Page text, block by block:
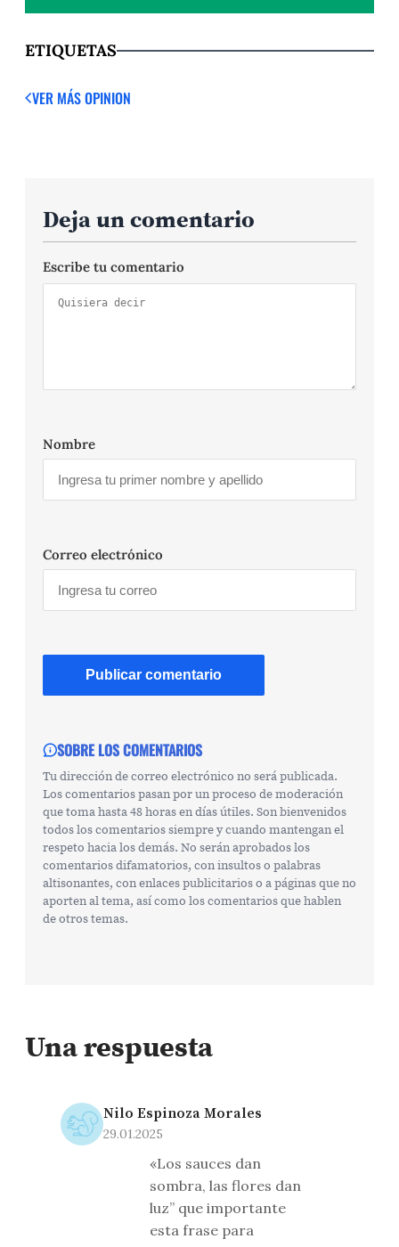
ETIQUETAS
VER MÁS OPINION
Deja un comentario
Escribe tu comentario
Nombre
Correo electrónico
SOBRE LOS COMENTARIOS
Tu dirección de correo electrónico no será publicada.
Los comentarios pasan por un proceso de moderación
que toma hasta 48 horas en días útiles. Son bienvenidos
todos los comentarios siempre y cuando mantengan el
respeto hacia los demás. No serán aprobados los
comentarios difamatorios, con insultos o palabras
altisonantes, con enlaces publicitarios o a páginas que no
aporten al tema, así como los comentarios que hablen
de otros temas.
Una respuesta
Nilo Espinoza Morales
29.01.2025
«Los sauces dan
sombra, las flores dan
luz” que importante
esta frase para